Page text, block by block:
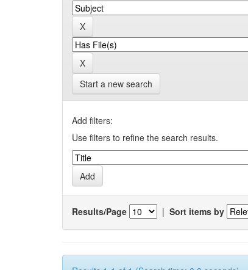
Start a new search
Add filters:
Use filters to refine the search results.
Results/Page | Sort items by